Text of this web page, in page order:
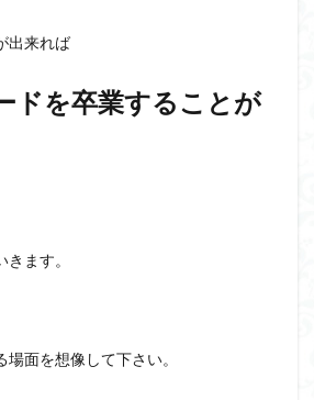
出来れば
ドを卒業することが
ます。
面を想像して下さい。